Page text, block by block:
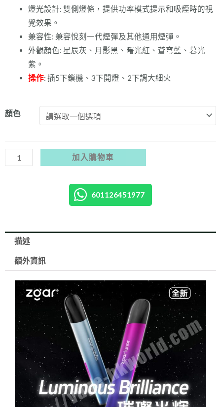
燈光設計: 雙側燈條，提供功率模式提示和吸煙時的視
覺效果。
兼容性: 兼容悅刻一代煙彈及其他通用煙彈。
外觀顏色: 星辰灰、月影黑、曙光紅、蒼穹藍、暮光
紫。
操作: 插5下鎖機、3下開燈、2下調大細火
顏色
Zgar
1.0
子
7/8.5/10.5W)
(430mAh
加入購物車
601126451977
描述
額外資訊